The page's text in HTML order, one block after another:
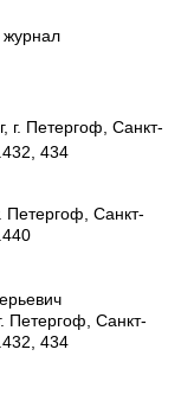
г. Петергоф, Санкт-
434
Петергоф, Санкт-
Петергоф Санкт-
434